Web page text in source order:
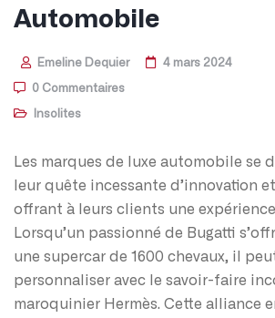
Automobile
Emeline Dequier 4 mars 2024
0 Commentaires
Insolites
Les marques de luxe automobile se
leur quête incessante d’innovation
offrant à leurs clients une
Lorsqu’un passionné de Bugatti
une supercar de 1600 chevaux, il
personnaliser avec le savoir-faire
maroquinier Hermès. Cette alliance